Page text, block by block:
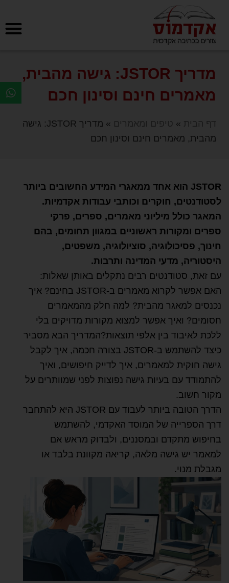
מדריך JSTOR: גישה מהבית,
מאמרים חינם וסינון חכם
דף הבית » טיפים ומאמרים »
מדריך JSTOR: גישה
מהבית, מאמרים חינם וסינון חכם
JSTOR הוא אחד ממאגרי המידע החשובים ביותר
לסטודנטים, חוקרים וכותבי עבודות אקדמיות.
המאגר כולל מיליוני מאמרים, ספרים, פרקי
ספרים ומקורות ראשוניים במגוון תחומים, בהם
חינוך, פסיכולוגיה, סוציולוגיה, משפטים,
היסטוריה, מדעי המדינה ותרבות.
עם זאת, סטודנטים רבים נתקלים באותן שאלות:
האם אפשר לקרוא מאמרים ב-JSTOR בחינם? איך
נכנסים למאגר מהבית? למה חלק מהמאמרים
חסומים? ואיך אפשר למצוא מקורות מדויקים בלי
ללכת לאיבוד בין אלפי תוצאות?המדריך הבא מסביר
כיצד להשתמש ב-JSTOR בצורה חכמה, איך לקבל
גישה חוקית למאמרים, איך לדייק חיפושים, ואיך
להתמודד עם בעיות גישה נפוצות לפני שמוותרים על
מקור חשוב.
הדרך הטובה ביותר לעבוד עם JSTOR היא להתחבר
דרך הספרייה של המוסד האקדמי, להשתמש
בחיפוש מתקדם ובמסננים, ולבדוק מראש אם
למאמר יש גישה מלאה, קריאה מקוונת בלבד או
מגבלת מנוי.